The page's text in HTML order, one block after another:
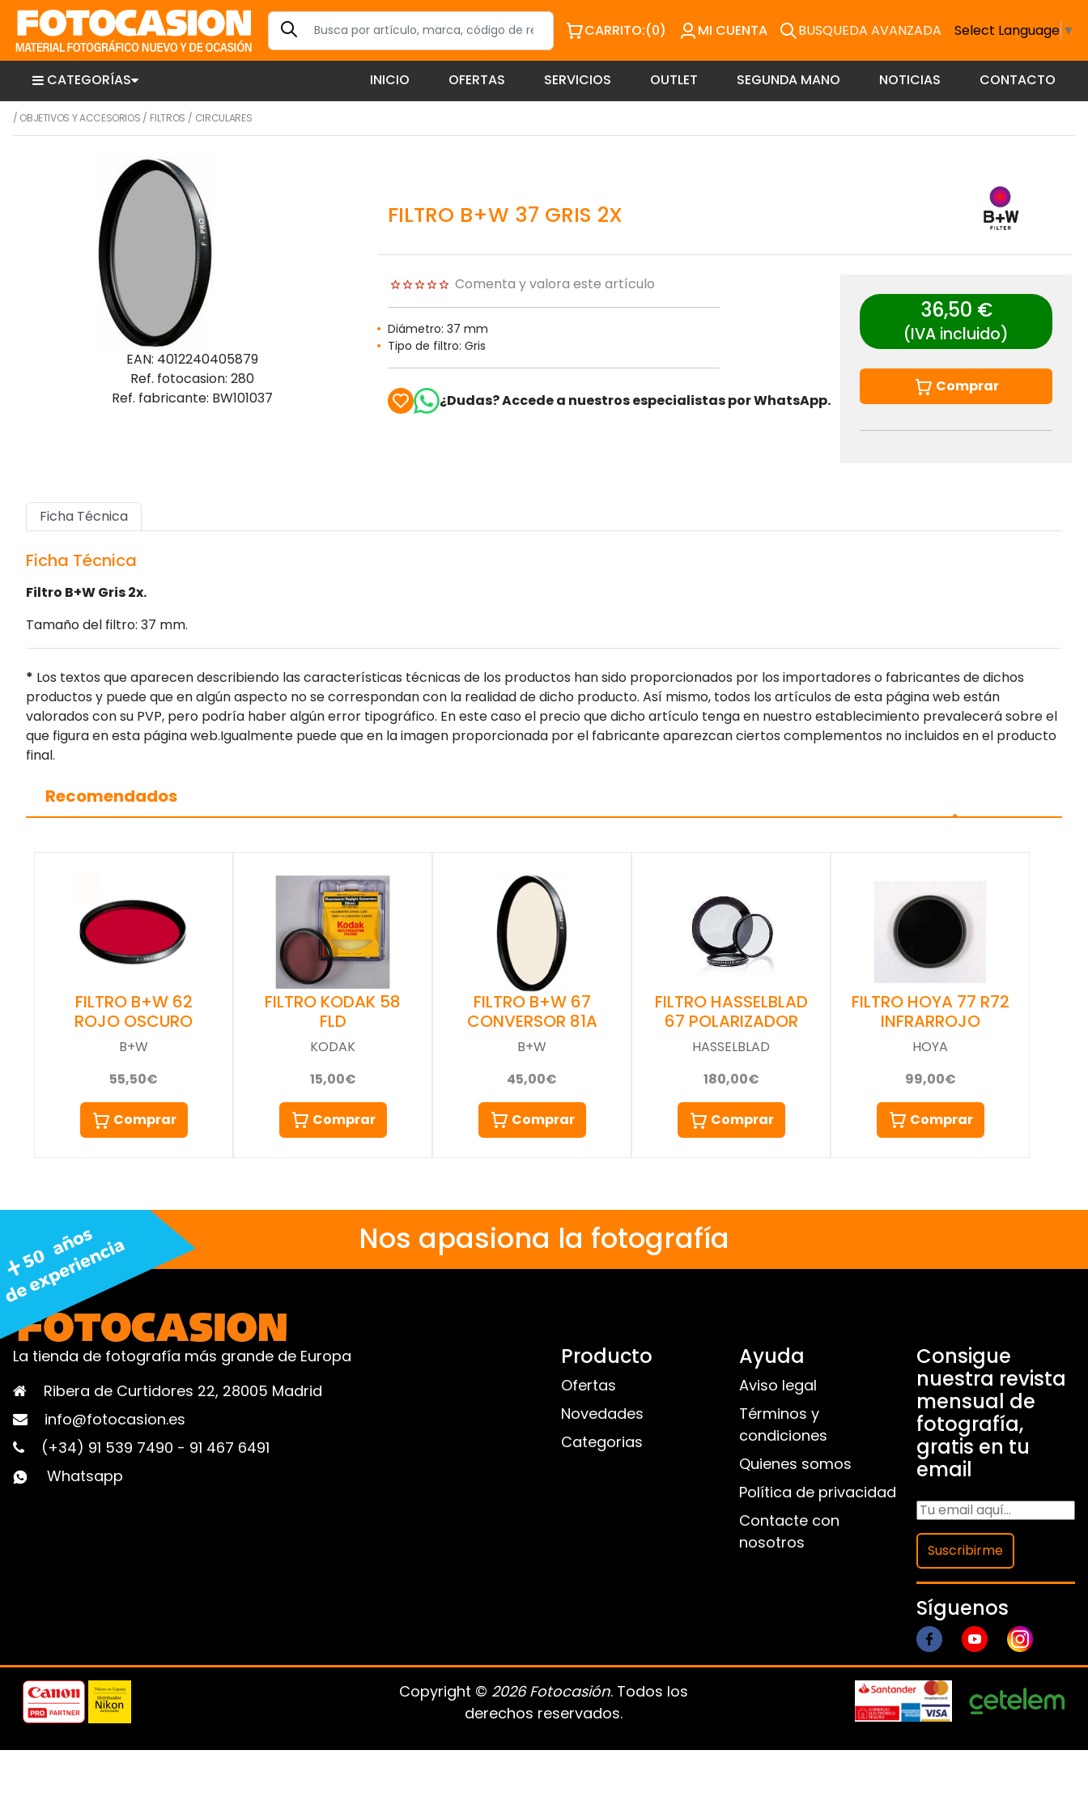
CARRITO:(0) MI CUENTA BUSQUEDA AVANZADA Select Language ▼
CATEGORÍAS INICIO OFERTAS SERVICIOS OUTLET SEGUNDA MANO NOTICIAS CONTACTO
/ OBJETIVOS Y ACCESORIOS / FILTROS / CIRCULARES
EAN: 4012240405879
Ref. fotocasion: 280
Ref. fabricante: BW101037
FILTRO B+W 37 GRIS 2X
Comenta y valora este artículo
Diámetro: 37 mm
Tipo de filtro: Gris
¿Dudas? Accede a nuestros especialistas por WhatsApp.
36,50 €
(IVA incluido)
Comprar
Ficha Técnica
Ficha Técnica
Filtro B+W Gris 2x.
Tamaño del filtro: 37 mm.
* Los textos que aparecen describiendo las características técnicas de los productos han sido proporcionados por los importadores o fabricantes de dichos
productos y puede que en algún aspecto no se correspondan con la realidad de dicho producto. Así mismo, todos los artículos de esta página web están
valorados con su PVP, pero podría haber algún error tipográfico. En este caso el precio que dicho artículo tenga en nuestro establecimiento prevalecerá sobre el
que figura en esta página web.Igualmente puede que en la imagen proporcionada por el fabricante aparezcan ciertos complementos no incluidos en el producto
final.
Recomendados
FILTRO B+W 62
ROJO OSCURO
B+W
55,50€
Comprar
FILTRO KODAK 58
FLD
KODAK
15,00€
Comprar
FILTRO B+W 67
CONVERSOR 81A
B+W
45,00€
Comprar
FILTRO HASSELBLAD
67 POLARIZADOR
HASSELBLAD
180,00€
Comprar
FILTRO HOYA 77 R72
INFRARROJO
HOYA
99,00€
Comprar
Nos apasiona la fotografía
La tienda de fotografía más grande de Europa
Ribera de Curtidores 22, 28005 Madrid
info@fotocasion.es
(+34) 91 539 7490 - 91 467 6491
Whatsapp
Producto
Ofertas
Novedades
Categorias
Ayuda
Aviso legal
Términos y
condiciones
Quienes somos
Política de privacidad
Contacte con
nosotros
Consigue
nuestra revista
mensual de
fotografía,
gratis en tu
email
Suscribirme
Síguenos
Copyright © 2026 Fotocasión. Todos los
derechos reservados.